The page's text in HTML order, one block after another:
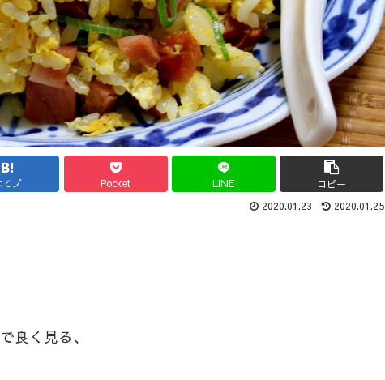
てブ Pocket LINE コピー
2020.01.23 2020.01.25
良く見る、